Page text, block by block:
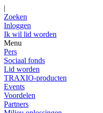
|
Zoeken
Inloggen
Ik wil lid worden
Menu
Pers
Sociaal fonds
Lid worden
TRAXIO-producten
Events
Voordelen
Partners